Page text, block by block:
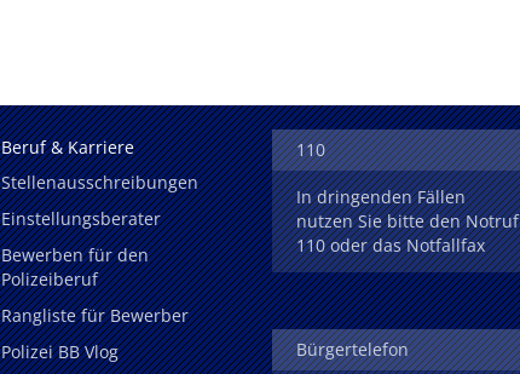
Beruf & Karriere
Stellenausschreibungen
Einstellungsberater
Bewerben für den
Polizeiberuf
Rangliste für Bewerber
Polizei BB Vlog
110
In dringenden Fällen
nutzen Sie bitte den Notruf
110 oder das Notfallfax
Bürgertelefon